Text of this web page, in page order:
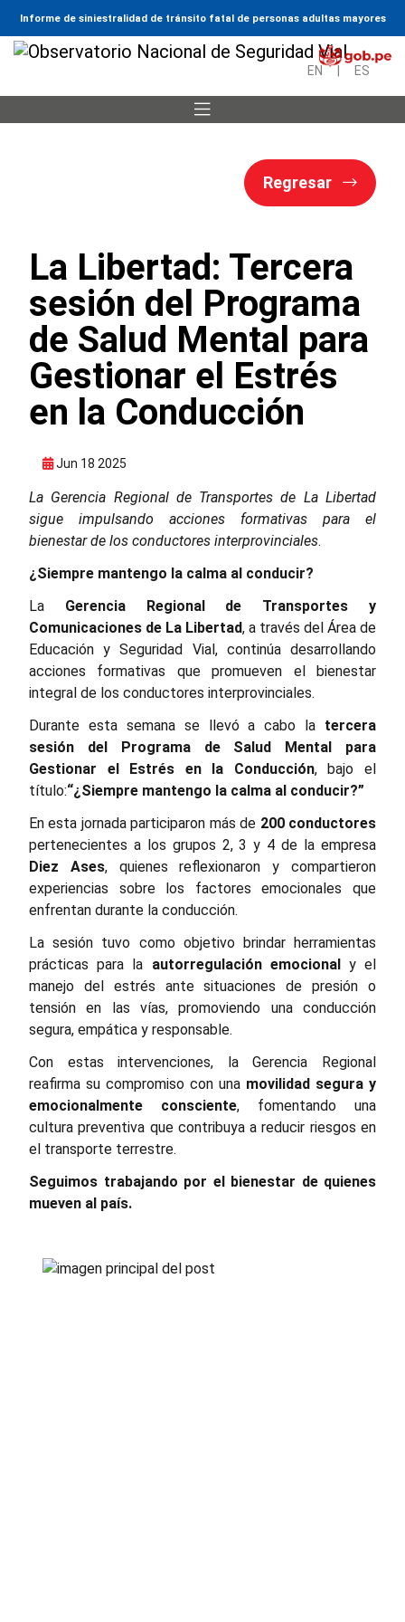
Informe de siniestralidad de tránsito fatal de personas adultas mayores
EN ES
Regresar
La Libertad: Tercera
sesión del Programa
de Salud Mental para
Gestionar el Estrés
en la Conducción
Jun 18 2025
La Gerencia Regional de Transportes de La Libertad
sigue impulsando acciones formativas para el
bienestar de los conductores interprovinciales.
¿Siempre mantengo la calma al conducir?
La Gerencia Regional de Transportes y
Comunicaciones de La Libertad, a través del Área de
Educación y Seguridad Vial, continúa desarrollando
acciones formativas que promueven el bienestar
integral de los conductores interprovinciales.
Durante esta semana se llevó a cabo la tercera
sesión del Programa de Salud Mental para
Gestionar el Estrés en la Conducción, bajo el
título:“¿Siempre mantengo la calma al conducir?”
En esta jornada participaron más de 200 conductores
pertenecientes a los grupos 2, 3 y 4 de la empresa
Diez Ases, quienes reflexionaron y compartieron
experiencias sobre los factores emocionales que
enfrentan durante la conducción.
La sesión tuvo como objetivo brindar herramientas
prácticas para la autorregulación emocional
y el
manejo del estrés ante situaciones de presión o
tensión en las vías, promoviendo una conducción
segura, empática y responsable.
Con estas intervenciones, la Gerencia Regional
reafirma su compromiso con una movilidad segura y
emocionalmente consciente, fomentando una
cultura preventiva que contribuya a reducir riesgos en
el transporte terrestre.
Seguimos trabajando por el bienestar de quienes
mueven al país.